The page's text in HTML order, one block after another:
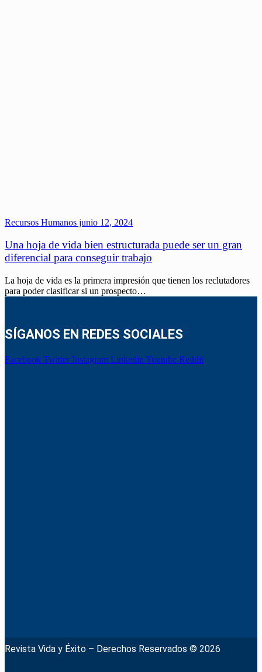
Recursos Humanos junio 12, 2024
Una hoja de vida bien estructurada puede ser un gran
diferencial para conseguir trabajo
La hoja de vida es la primera impresión que tienen los reclutadores
para poder clasificar si un prospecto…
SÍGANOS EN REDES SOCIALES
Facebook Twitter Instagram Linkedin Youtube Reddit
Revista Vida y Éxito – Derechos Reservados © 2026